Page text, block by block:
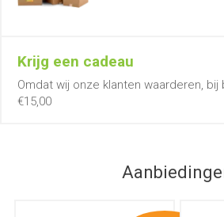
Krijg een cadeau
Omdat wij onze klanten waarderen,
€15,00